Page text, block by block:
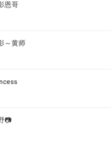
恩哥
～黄师
📷